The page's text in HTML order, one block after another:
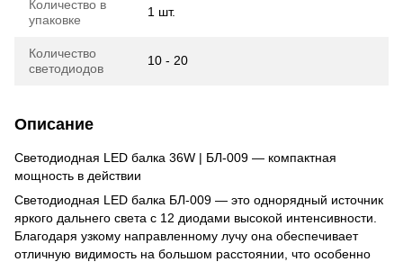
Количество в
упаковке
1 шт.
Количество
светодиодов
10 - 20
Описание
Светодиодная LED балка 36W | БЛ-009 — компактная
мощность в действии
Светодиодная LED балка БЛ-009 — это однорядный источник
яркого дальнего света с 12 диодами высокой интенсивности.
Благодаря узкому направленному лучу она обеспечивает
отличную видимость на большом расстоянии, что особенно